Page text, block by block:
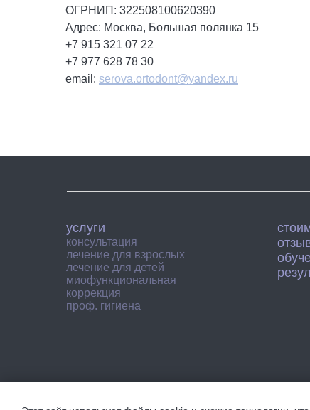
ОГРНИП: 322508100620390
Адрес: Москва, Большая полянка 15
+7 915 321 07 22
+7 977 628 78 30
email: serova.ortodont@yandex.ru
услуги
консультация
лечение для взрослых
лечение для детей
миофункциональная
коррекция
проф. гигиена
Политика
Сведения об образовательной организации